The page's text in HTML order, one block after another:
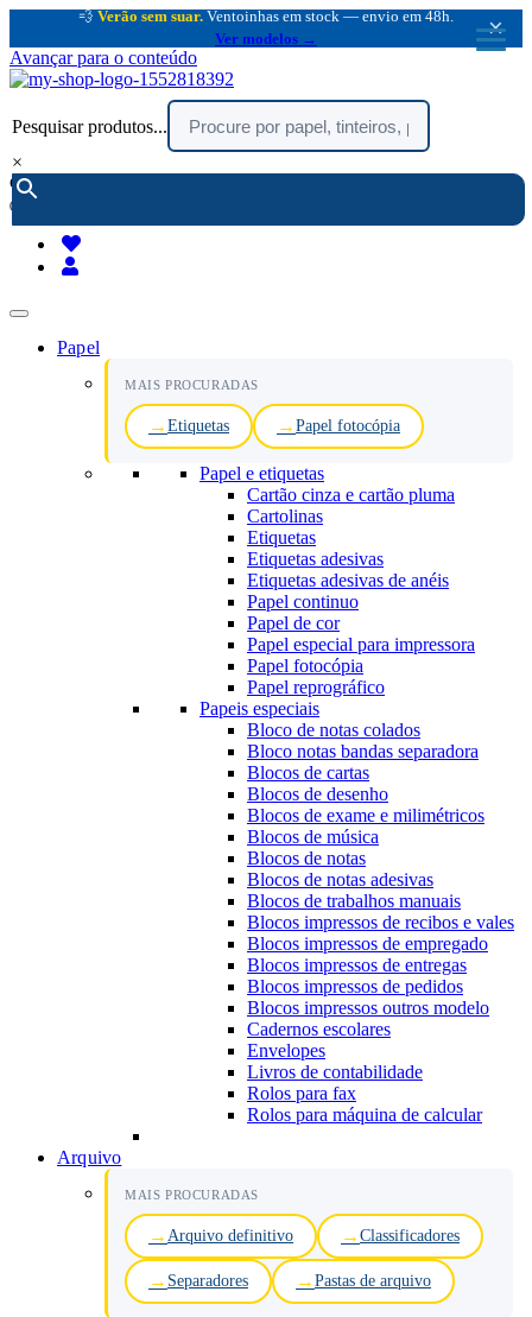
💨 Verão sem suar. Ventoinhas em stock — envio em 48h.
Ver modelos →
×
Avançar para o conteúdo
Pesquisar produtos...
×
encomendar por telefone :
(chamada rede fixa nacional)
Papel
MAIS PROCURADAS
Etiquetas Papel fotocópia
Papel e etiquetas
Cartão cinza e cartão pluma
Cartolinas
Etiquetas
Etiquetas adesivas
Etiquetas adesivas de anéis
Papel continuo
Papel de cor
Papel especial para impressora
Papel fotocópia
Papel reprográfico
Papeis especiais
Bloco de notas colados
Bloco notas bandas separadora
Blocos de cartas
Blocos de desenho
Blocos de exame e milimétricos
Blocos de música
Blocos de notas
Blocos de notas adesivas
Blocos de trabalhos manuais
Blocos impressos de recibos e vales
Blocos impressos de empregado
Blocos impressos de entregas
Blocos impressos de pedidos
Blocos impressos outros modelo
Cadernos escolares
Envelopes
Livros de contabilidade
Rolos para fax
Rolos para máquina de calcular
Arquivo
MAIS PROCURADAS
Arquivo definitivo Classificadores
Separadores Pastas de arquivo